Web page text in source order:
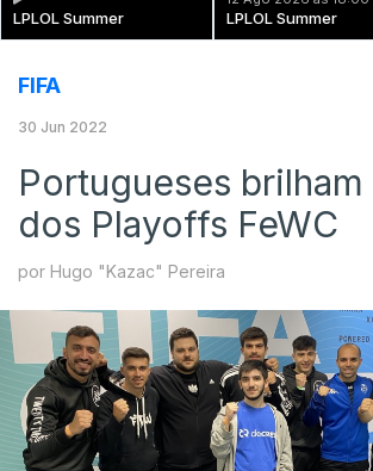
LPLOL Summer LPLOL Summer
FIFA
30 Jun 2022
Portugueses brilham
dos Playoffs FeWC
por Hugo "Kazac" Pereira